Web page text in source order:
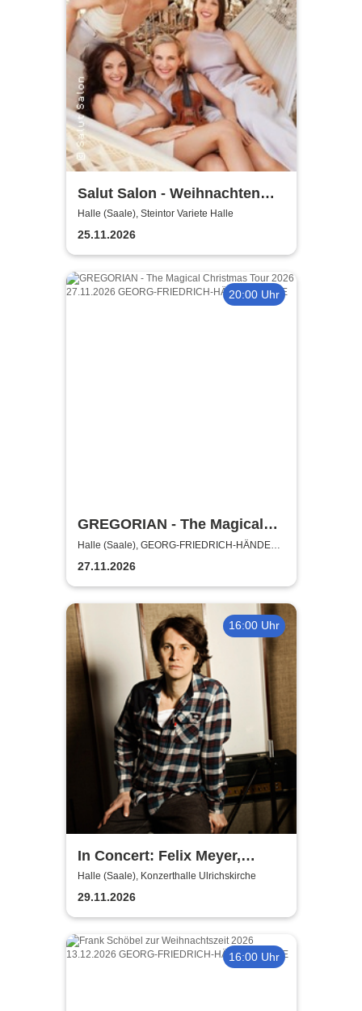
Salut Salon - Weihnachten
mit Salut Salon
Halle (Saale), Steintor Variete Halle
25.11.2026
20:00 Uhr
GREGORIAN - The Magical
Christmas Tour 2026
Halle (Saale), GEORG-FRIEDRICH-HÄNDEL
HALLE
27.11.2026
16:00 Uhr
In Concert: Felix Meyer,
Norman Daßler & Mondena -
Paradies
Halle (Saale), Konzerthalle Ulrichskirche
29.11.2026
16:00 Uhr